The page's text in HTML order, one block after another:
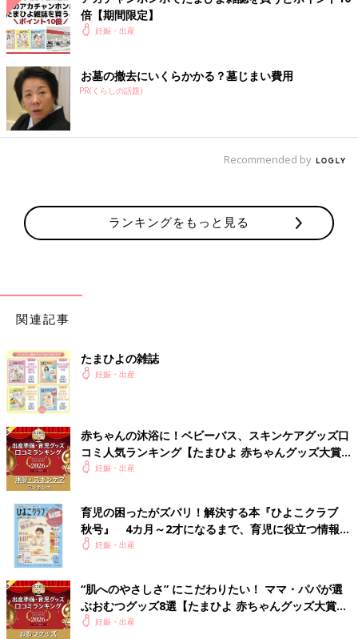
倍【期間限定】
妊娠・出産
お墓の撤去にいくらかかる？墓じまい費用
PR(くらしの話題)
Recommended by
ランキングをもっと見る
関連記事
たまひよの雑誌
妊娠・出産
赤ちゃんの沐浴に！ベビーバス、スキンケアグッズ口
コミ人気ランキング【たまひよ 赤ちゃんグッズ大賞
2026】
妊娠・出産
育児の困ったがズバリ！解決する本『ひよこクラブ
秋号』 4カ月～2才になるまで、育児に役立つ情報が
いっぱい！
妊娠・出産
“肌へのやさしさ” にこだわりたい！ ママ・パパが選
ぶおむつグッズ8選【たまひよ 赤ちゃんグッズ大賞
2026】
妊娠・出産